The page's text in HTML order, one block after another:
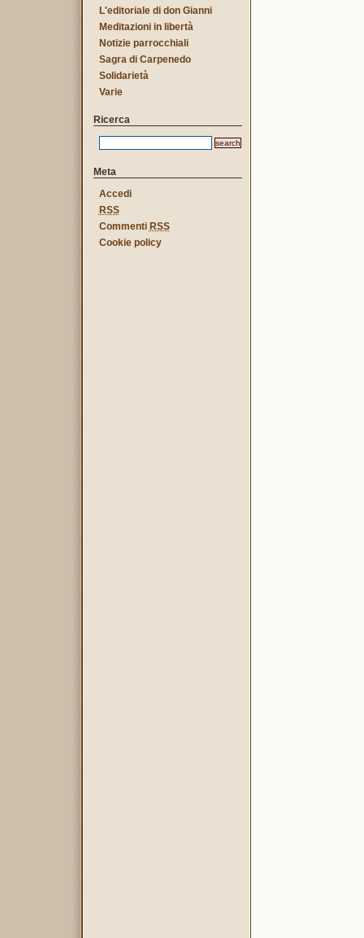
L'editoriale di don Gianni
Meditazioni in libertà
Notizie parrocchiali
Sagra di Carpenedo
Solidarietà
Varie
Ricerca
Meta
Accedi
RSS
Commenti RSS
Cookie policy